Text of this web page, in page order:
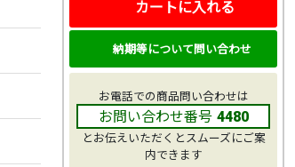
カートに入れる
納期等について問い合わせ
お電話での商品問い合わせは
お問い合わせ番号 4480
とお伝えいただくとスムーズにご案
内できます